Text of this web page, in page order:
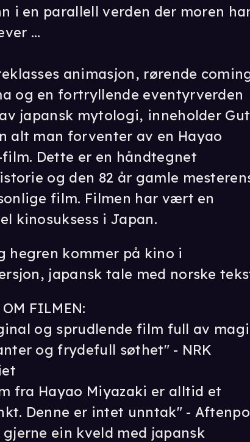
i en parallell verden der moren
...
animasjon, rørende
og en fortryllende eventyrverden
japansk mytologi, inneholder
alt man forventer av en Hayao
Dette er en håndtegnet
og den 82 år gamle
film. Filmen har vært en
kinosuksess i Japan.
hegren kommer på kino i
japansk tale med norske
OM FILMEN:
og sprudlende film full av
og frydefull søthet" - NRK
fra Hayao Miyazaki er alltid et
Denne er intet unntak" -
gjerne ein kveld med japansk